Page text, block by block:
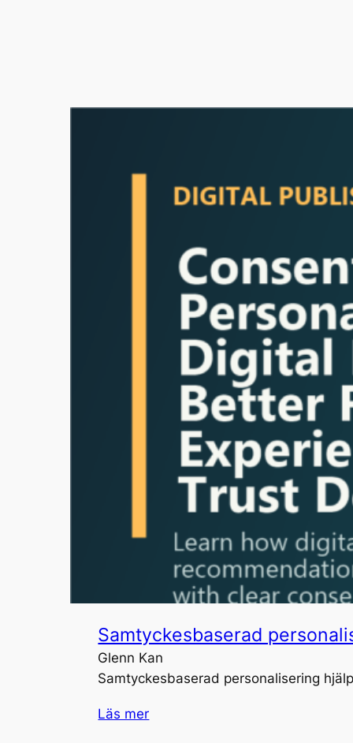
Samtyckesbaserad
Glenn Kan
Samtyckesbaserad personalisering
Läs mer